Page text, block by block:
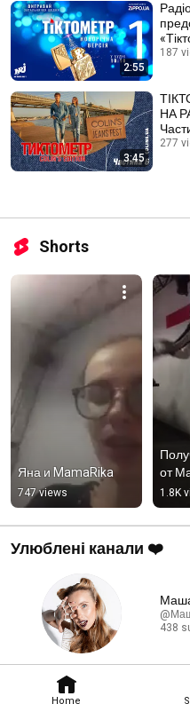
Home
2:55
187
3:45
НА
277
Shorts
Яна и MamaRika
747 views
от
1.8K
Улюблені канали ❤️
438